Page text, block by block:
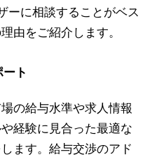
ーに相談することがベス
由をご紹介します。
ト
の給与水準や求人情報
経験に見合った最適な
ます。給与交渉のアド